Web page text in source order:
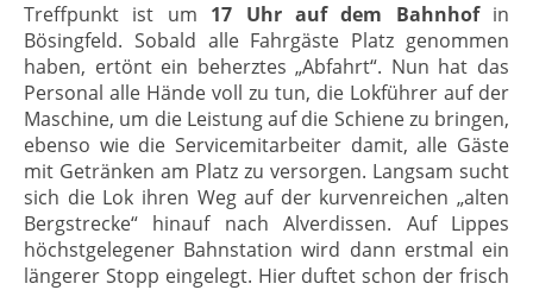
Treffpunkt ist um 17 Uhr auf dem Bahnhofin
Bösingfeld. Sobald alle Fahrgäste Platz genommen
haben, ertönt ein beherztes „Abfahrt“. Nun hat das
Personal alle Hände voll zu tun, die Lokführer auf der
Maschine, um die Leistung auf die Schiene zu bringen,
ebenso wie die Servicemitarbeiter damit, alle Gäste
mit Getränken am Platz zu versorgen. Langsam sucht
sich die Lok ihren Weg auf der kurvenreichen „alten
Bergstrecke“ hinauf nach Alverdissen. Auf Lippes
höchstgelegener Bahnstation wird dann erstmal ein
längerer Stopp eingelegt. Hier duftet schon der frisch